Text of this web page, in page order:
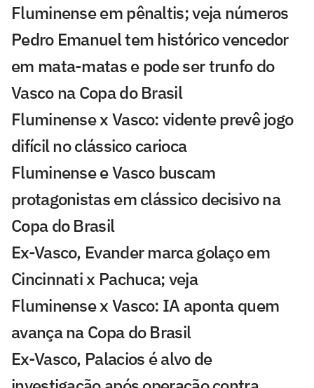
Fluminense em pênaltis; veja números
Pedro Emanuel tem histórico vencedor
em mata-matas e pode ser trunfo do
Vasco na Copa do Brasil
Fluminense x Vasco: vidente prevê jogo
difícil no clássico carioca
Fluminense e Vasco buscam
protagonistas em clássico decisivo na
Copa do Brasil
Ex-Vasco, Evander marca golaço em
Cincinnati x Pachuca; veja
Fluminense x Vasco: IA aponta quem
avança na Copa do Brasil
Ex-Vasco, Palacios é alvo de